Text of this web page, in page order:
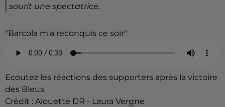
sourit une spectatrice.
"Barcola m'a reconquis ce soir"
Ecoutez les réactions des supporters après la victoire
des Bleus
Crédit : Alouette DR - Laura Vergne